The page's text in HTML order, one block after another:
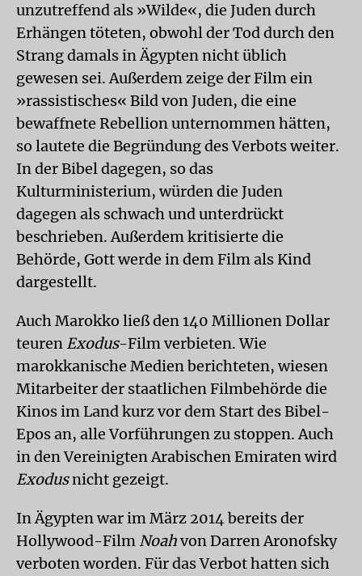
unzutreffend als »Wilde«, die Juden durch
Erhängen töteten, obwohl der Tod durch den
Strang damals in Ägypten nicht üblich
gewesen sei. Außerdem zeige der Film ein
»rassistisches« Bild von Juden, die eine
bewaffnete Rebellion unternommen hätten,
so lautete die Begründung des Verbots weiter.
In der Bibel dagegen, so das
Kulturministerium, würden die Juden
dagegen als schwach und unterdrückt
beschrieben. Außerdem kritisierte die
Behörde, Gott werde in dem Film als Kind
dargestellt.
Auch Marokko ließ den 140 Millionen Dollar
teuren Exodus-Film verbieten. Wie
marokkanische Medien berichteten, wiesen
Mitarbeiter der staatlichen Filmbehörde die
Kinos im Land kurz vor dem Start des Bibel-
Epos an, alle Vorführungen zu stoppen. Auch
in den Vereinigten Arabischen Emiraten wird
Exodusnicht gezeigt.
In Ägypten war im März 2014 bereits der
Hollywood-Film Noahvon Darren Aronofsky
verboten worden. Für das Verbot hatten sich